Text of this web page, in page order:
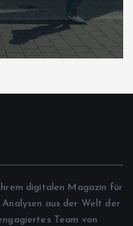
zu Italien
digitalen Magazin für
aus der Welt der
Team von